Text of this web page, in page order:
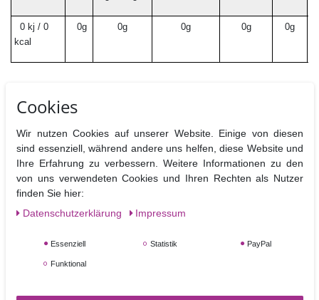
0 kj / 0
kcal
0g 0g 0g 0g 0g
Ähnliche Artikel
NEUHEIT
Cookies
Wir nutzen Cookies auf unserer Website. Einige von diesen
sind essenziell, während andere uns helfen, diese Website und
Ihre Erfahrung zu verbessern. Weitere Informationen zu den
von uns verwendeten Cookies und Ihren Rechten als Nutzer
finden Sie hier:
Daten­schutz­erklärung
Impressum
Essenziell Statistik PayPal
Funktional